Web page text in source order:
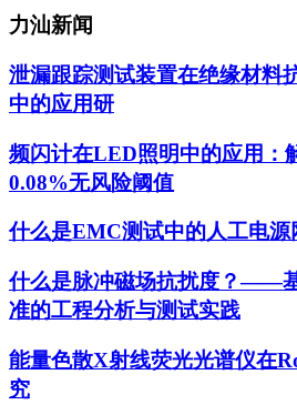
力汕新闻
泄漏跟踪测试装置在绝缘材料
中的应用研
频闪计在LED照明中的应用：
0.08%无风险阈值
什么是EMC测试中的人工电源
什么是脉冲磁场抗扰度？——
准的工程分析与测试实践
能量色散X射线荧光光谱仪在
究